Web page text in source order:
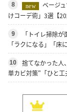
8 new
ベージ
けコーデ術」3選【
9
「トイレ掃除
「ラクになる」「床
10
捨てなかった人
単カビ対策"「ひと工